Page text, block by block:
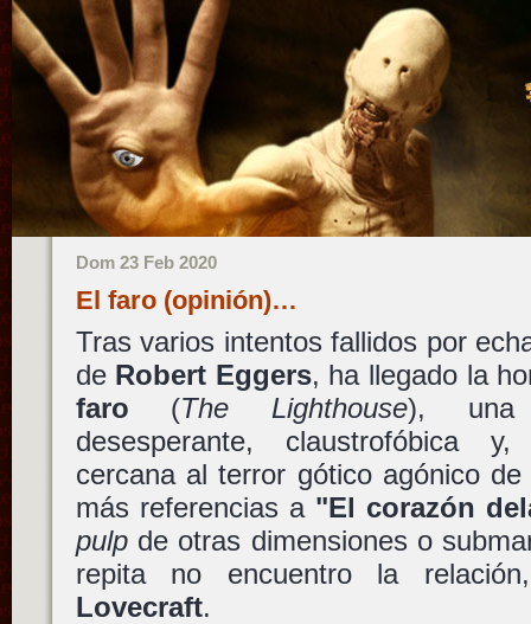
Dom 23 Feb 2020
El faro (opinión)…
Tras varios intentos fallidos por
de Robert Eggers, ha llegado la
faro (The Lighthouse), una
desesperante, claustrofóbica
cercana al terror gótico agónico
más referencias a "El corazón
pulpde otras dimensiones o
repita no encuentro la
Lovecraft.